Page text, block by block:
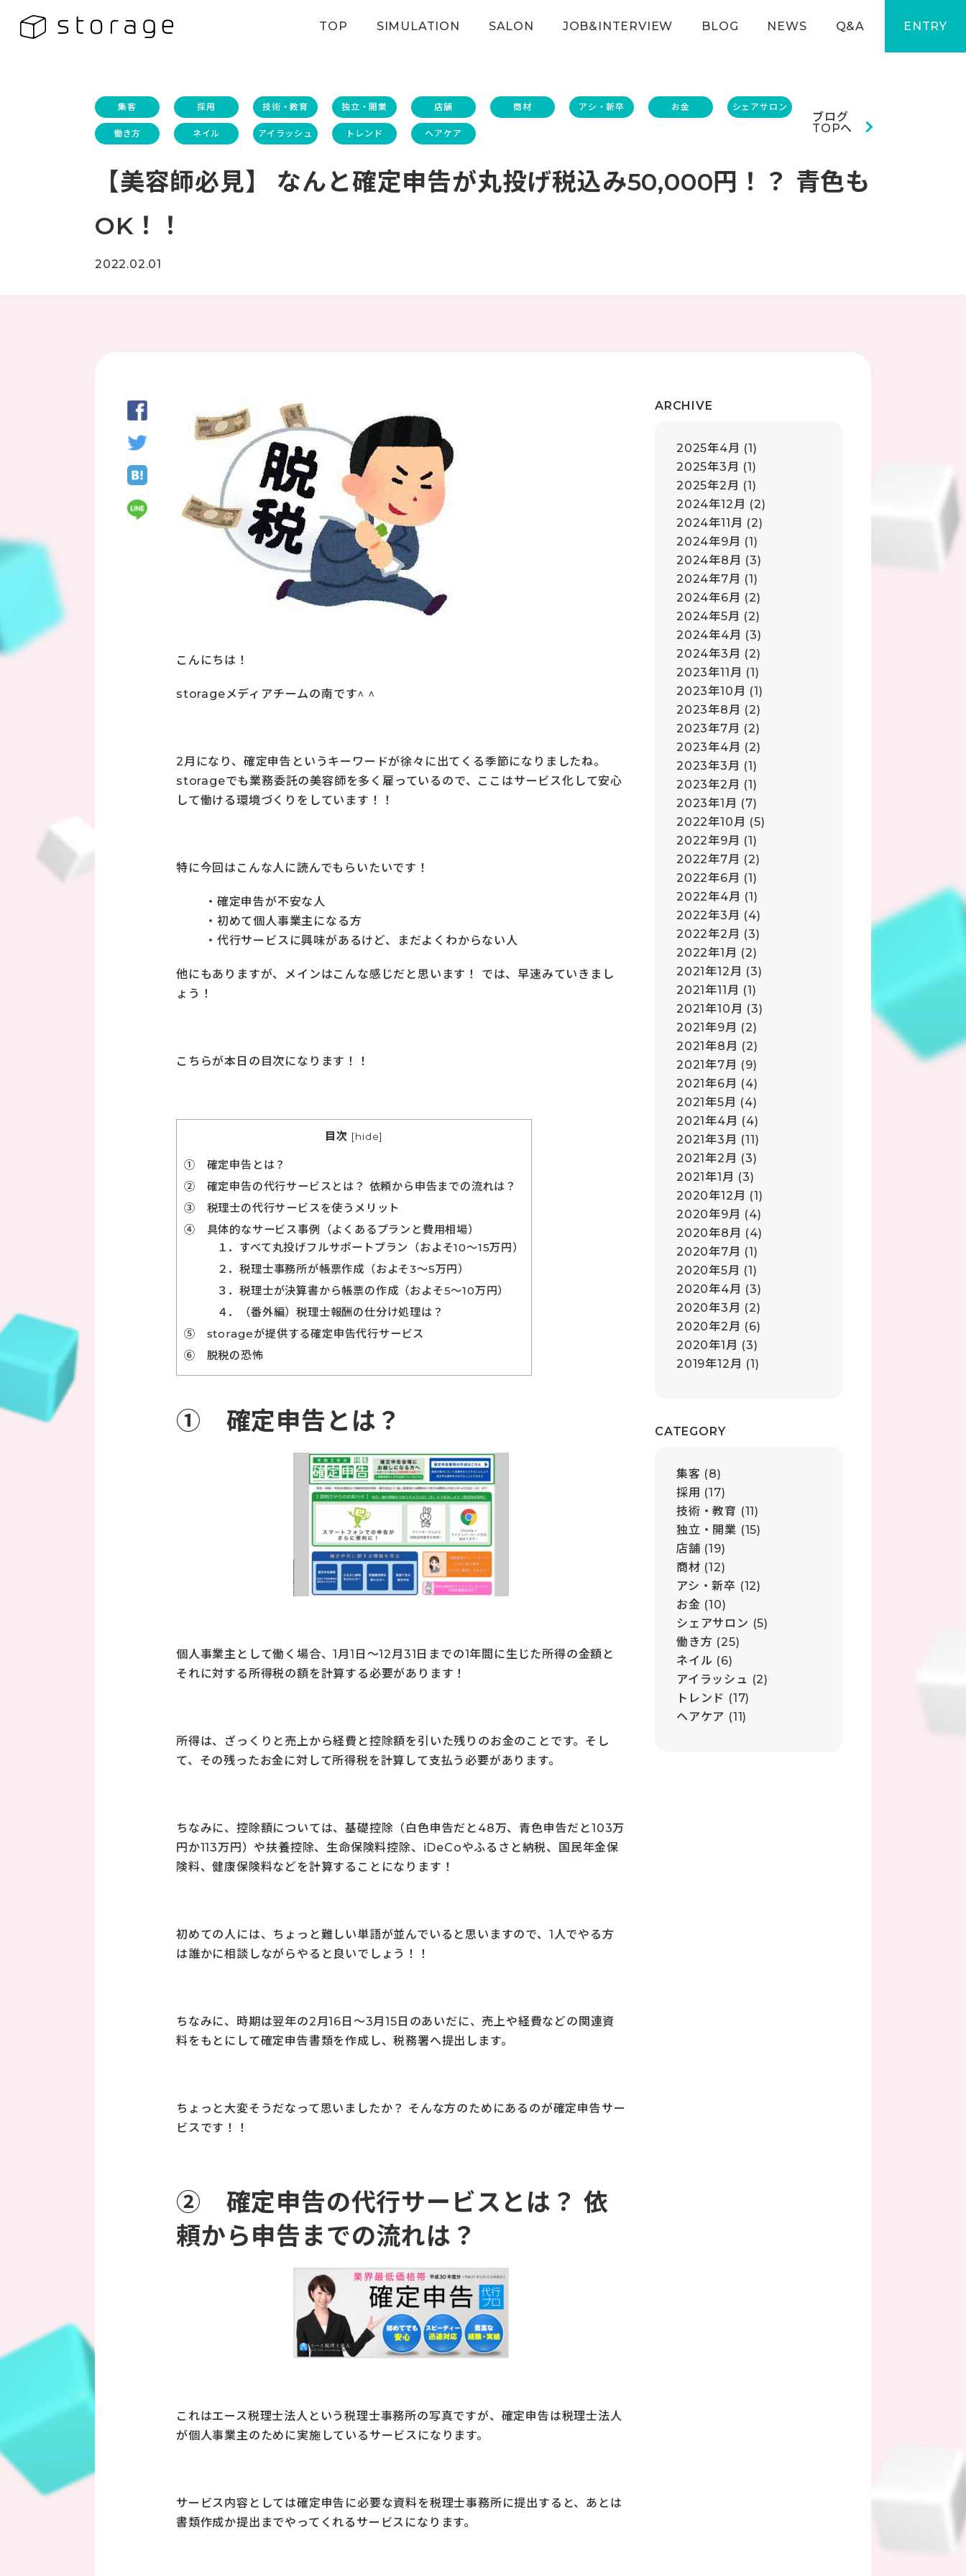
TOP SIMULATION SALON JOB&INTERVIEW BLOG NEWS Q&A ENTRY
集客 採用 技術・教育 独立・開業 店舗 商材 アシ・新卒 お金 シェアサロン
働き方 ネイル アイラッシュ トレンド ヘアケア
ブログ
TOPへ
【美容師必見】 なんと確定申告が丸投げ税込み50,000円！？ 青色も
OK！！
2022.02.01
こんにちは！
storageメディアチームの南です^ ^
2月になり、確定申告というキーワードが徐々に出てくる季節になりましたね。
storageでも業務委託の美容師を多く雇っているので、ここはサービス化して安心
して働ける環境づくりをしています！！
特に今回はこんな人に読んでもらいたいです！
・確定申告が不安な人
・初めて個人事業主になる方
・代行サービスに興味があるけど、まだよくわからない人
他にもありますが、メインはこんな感じだと思います！ では、早速みていきまし
ょう！
こちらが本日の目次になります！！
目次 [hide]
① 確定申告とは？
② 確定申告の代行サービスとは？ 依頼から申告までの流れは？
③ 税理士の代行サービスを使うメリット
④ 具体的なサービス事例（よくあるプランと費用相場）
１．すべて丸投げフルサポートプラン（およそ10～15万円）
２．税理士事務所が帳票作成（およそ3～5万円）
３．税理士が決算書から帳票の作成（およそ5～10万円）
４．（番外編）税理士報酬の仕分け処理は？
⑤ storageが提供する確定申告代行サービス
⑥ 脱税の恐怖
① 確定申告とは？
個人事業主として働く場合、1月1日～12月31日までの1年間に生じた所得の金額と
それに対する所得税の額を計算する必要があります！
所得は、ざっくりと売上から経費と控除額を引いた残りのお金のことです。そし
て、その残ったお金に対して所得税を計算して支払う必要があります。
ちなみに、控除額については、基礎控除（白色申告だと48万、青色申告だと103万
円か113万円）や扶養控除、生命保険料控除、iDeCoやふるさと納税、国民年金保
険料、健康保険料などを計算することになります！
初めての人には、ちょっと難しい単語が並んでいると思いますので、1人でやる方
は誰かに相談しながらやると良いでしょう！！
ちなみに、時期は翌年の2月16日～3月15日のあいだに、売上や経費などの関連資
料をもとにして確定申告書類を作成し、税務署へ提出します。
ちょっと大変そうだなって思いましたか？ そんな方のためにあるのが確定申告サー
ビスです！！
② 確定申告の代行サービスとは？ 依
頼から申告までの流れは？
これはエース税理士法人という税理士事務所の写真ですが、確定申告は税理士法人
が個人事業主のために実施しているサービスになります。
サービス内容としては確定申告に必要な資料を税理士事務所に提出すると、あとは
書類作成か提出までやってくれるサービスになります。
ARCHIVE
2025年4月 (1)
2025年3月 (1)
2025年2月 (1)
2024年12月 (2)
2024年11月 (2)
2024年9月 (1)
2024年8月 (3)
2024年7月 (1)
2024年6月 (2)
2024年5月 (2)
2024年4月 (3)
2024年3月 (2)
2023年11月 (1)
2023年10月 (1)
2023年8月 (2)
2023年7月 (2)
2023年4月 (2)
2023年3月 (1)
2023年2月 (1)
2023年1月 (7)
2022年10月 (5)
2022年9月 (1)
2022年7月 (2)
2022年6月 (1)
2022年4月 (1)
2022年3月 (4)
2022年2月 (3)
2022年1月 (2)
2021年12月 (3)
2021年11月 (1)
2021年10月 (3)
2021年9月 (2)
2021年8月 (2)
2021年7月 (9)
2021年6月 (4)
2021年5月 (4)
2021年4月 (4)
2021年3月 (11)
2021年2月 (3)
2021年1月 (3)
2020年12月 (1)
2020年9月 (4)
2020年8月 (4)
2020年7月 (1)
2020年5月 (1)
2020年4月 (3)
2020年3月 (2)
2020年2月 (6)
2020年1月 (3)
2019年12月 (1)
CATEGORY
集客 (8)
採用 (17)
技術・教育 (11)
独立・開業 (15)
店舗 (19)
商材 (12)
アシ・新卒 (12)
お金 (10)
シェアサロン (5)
働き方 (25)
ネイル (6)
アイラッシュ (2)
トレンド (17)
ヘアケア (11)